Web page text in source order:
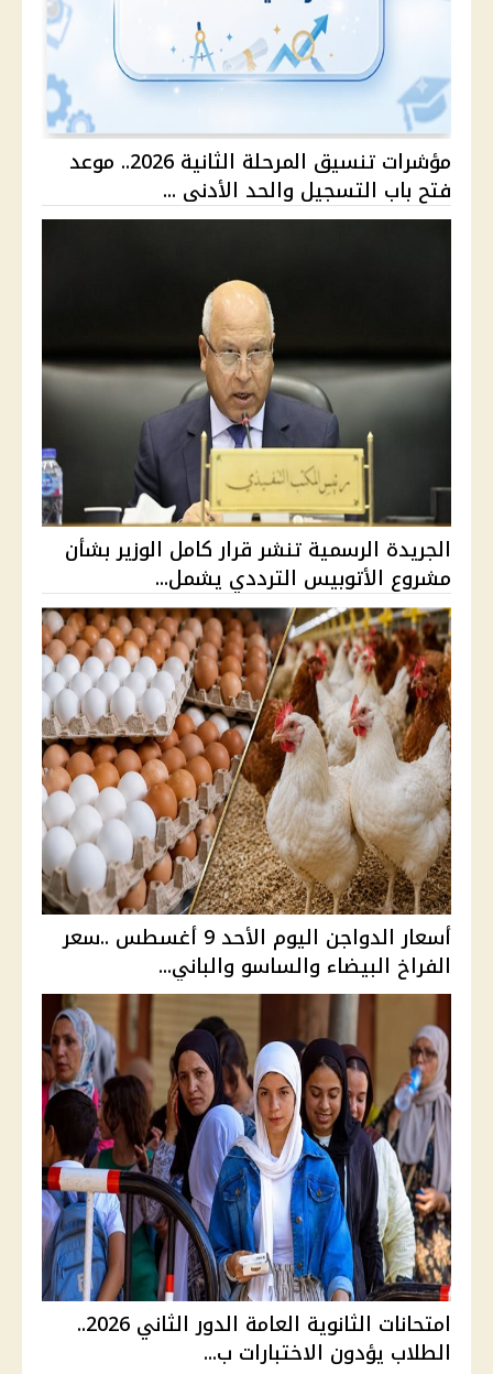
مؤشرات تنسيق المرحلة الثانية 2026.. موعد
فتح باب التسجيل والحد الأدنى ...
الجريدة الرسمية تنشر قرار كامل الوزير بشأن
مشروع الأتوبيس الترددي يشمل...
أسعار الدواجن اليوم الأحد 9 أغسطس ..سعر
الفراخ البيضاء والساسو والباني...
امتحانات الثانوية العامة الدور الثاني 2026..
الطلاب يؤدون الاختبارات ب...